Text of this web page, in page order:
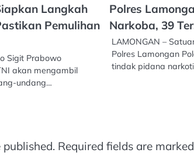
Langkah
Pemulihan
Sigit Prabowo
akan mengambil
undang…
Polres
Narkoba, 39
LAMONGAN –
Polres Lamongan
tindak pidana
Required fields are marked